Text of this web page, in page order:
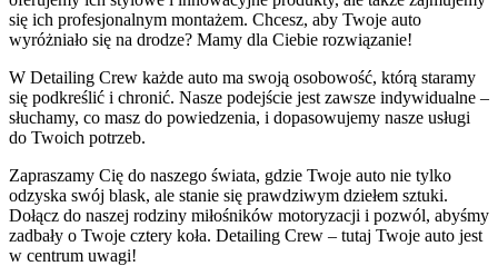
się ich profesjonalnym montażem. Chcesz, aby Twoje auto
wyróżniało się na drodze? Mamy dla Ciebie rozwiązanie!
W Detailing Crew każde auto ma swoją osobowość, którą staramy
się podkreślić i chronić. Nasze podejście jest zawsze indywidualne –
słuchamy, co masz do powiedzenia, i dopasowujemy nasze usługi
do Twoich potrzeb.
Zapraszamy Cię do naszego świata, gdzie Twoje auto nie tylko
odzyska swój blask, ale stanie się prawdziwym dziełem sztuki.
Dołącz do naszej rodziny miłośników motoryzacji i pozwól, abyśmy
zadbały o Twoje cztery koła. Detailing Crew – tutaj Twoje auto jest
w centrum uwagi!